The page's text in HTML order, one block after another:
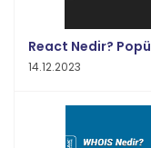
React Nedir?
14.12.2023